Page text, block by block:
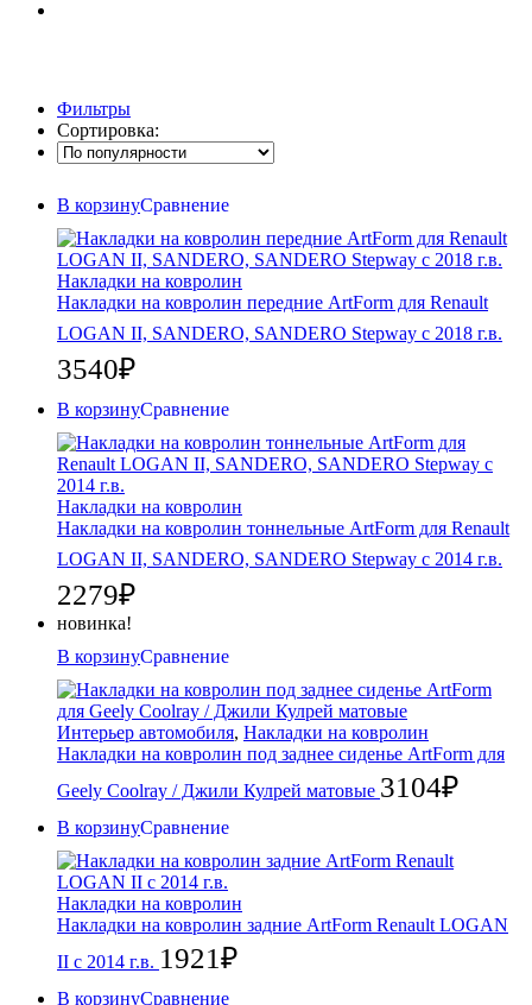
Фильтры
Сортировка:
В корзинуСравнение
Накладки на ковролин
Накладки на ковролин передние ArtForm для Renault
LOGAN II, SANDERO, SANDERO Stepway c 2018 г.в.
3540₽
В корзинуСравнение
Накладки на ковролин
Накладки на ковролин тоннельные ArtForm для Renault
LOGAN II, SANDERO, SANDERO Stepway с 2014 г.в.
2279₽
новинка!
В корзинуСравнение
Интерьер автомобиля, Накладки на ковролин
Накладки на ковролин под заднее сиденье ArtForm для
Geely Coolray / Джили Кулрей матовые 3104₽
В корзинуСравнение
Накладки на ковролин
Накладки на ковролин задние ArtForm Renault LOGAN
II с 2014 г.в. 1921₽
В корзинуСравнение